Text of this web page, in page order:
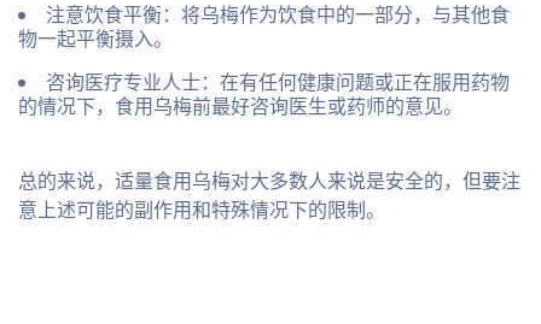
注意饮食平衡：将乌梅作为饮食中的一部分，与其他食
物一起平衡摄入。
咨询医疗专业人士：在有任何健康问题或正在服用药物
的情况下，食用乌梅前最好咨询医生或药师的意见。
总的来说，适量食用乌梅对大多数人来说是安全的，但要注
意上述可能的副作用和特殊情况下的限制。